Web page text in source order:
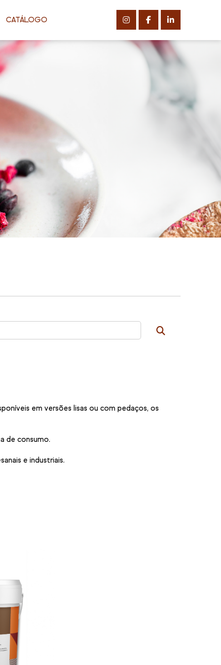
CATÁLOGO
em versões lisas ou com pedaços, os
de consumo.
e industriais.